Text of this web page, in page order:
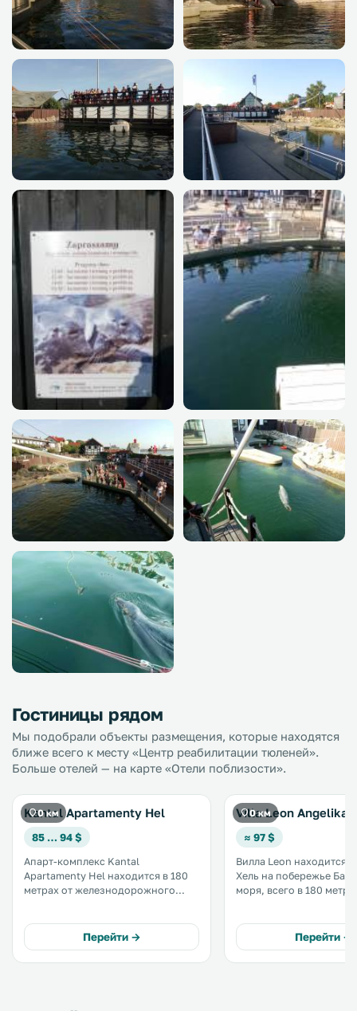
Гостиницы рядом
Мы подобрали объекты размещения, которые находятся
ближе всего к месту «Центр реабилитации тюленей».
Больше отелей — на карте «Отели поблизости».
0 км
Kantal Apartamenty Hel
85 … 94 $
Апарт-комплекс Kantal
Apartamenty Hel находится в 180
метрах от железнодорожного
территории. .Перейти →
0 км
Villa Leon Angelika
≈ 97 $
Вилла Leon находится
Хель на побережье
моря, всего в 180
телевизором с
бесплатным Wi-Fi и
комнатой с душем. .
Перейти →